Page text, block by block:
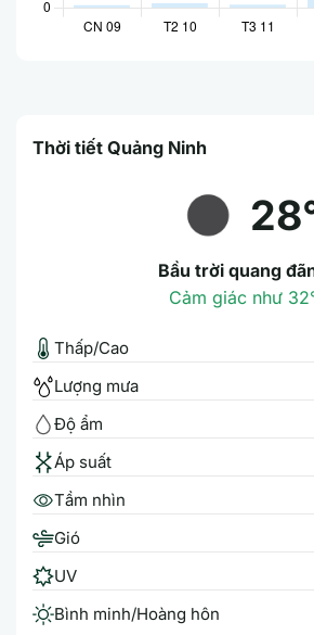
Thời tiết Quảng Ninh
Bầu trời quang
Cảm giác như
Thấp/Cao
Lượng mưa
Độ ẩm
Áp suất
Tầm nhìn
Gió
UV
Bình minh/Hoàng hôn